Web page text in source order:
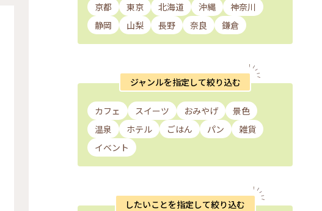
京都 東京 北海道 沖縄
神奈川
静岡
山梨 長野 奈良 鎌倉
ジャンルを指定して絞り込む
カフェ スイーツ おみやげ
景色
温泉
ホテル ごはん パン
雑貨
イベント
したいことを指定して絞り込む